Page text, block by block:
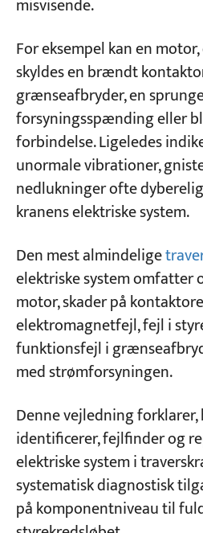
Projekter
Nyheder
Ansøgninger
Om os
Kontakt os
(thrustere)
Del 2: Fejl i styre- og
1. Beskyttelsesboksens
→ Styrekredssikring
2. Overstrømsrelæet
controlleren er aktiveret
3. Hovedkontaktor
sikring springer
4. Styringen er aktiveret,
roterer ikke
5. Styring aktiveret →
retning
6. Grænseafbryder
Hovedkontaktoren
7. Styring tilbage til Off
udløses ikke
8. Controllerhåndtag
9. Generatoren
indbygget generatorsæt)
misvisende.
For eksempel kan en
skyldes en brændt
grænseafbryder, en
forsyningsspænding eller
forbindelse. Ligeledes
unormale vibrationer,
nedlukninger ofte
kranens elektriske system.
Den mest almindelige
elektriske system omfatter
motor, skader på
elektromagnetfejl, fejl i
funktionsfejl i
med strømforsyningen.
Denne vejledning
identificerer, fejlfinder og
elektriske system i
systematisk diagnostisk
på komponentniveau til